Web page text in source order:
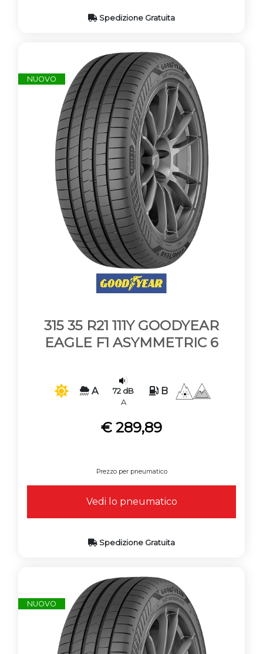
Spedizione Gratuita
NUOVO
315 35 R21 111Y GOODYEAR
EAGLE F1 ASYMMETRIC 6
A
72 dB
A
B
€ 289,89
Prezzo per pneumatico
Vedi lo pneumatico
Spedizione Gratuita
NUOVO